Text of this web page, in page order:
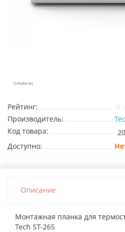
Рейтинг:
Производитель:
Код товара:
Доступно:
Описание
Монтажная планка для
Tech ST-265